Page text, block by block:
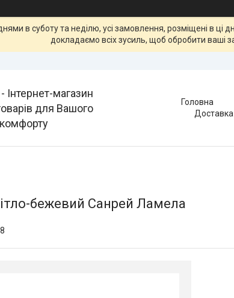
в суботу та неділю, усі замовлення, розміщені в
докладаємо всіх зусиль, щоб обробити
Інтернет-магазин
для Вашого
Головна
бежевий Санрей Ламела